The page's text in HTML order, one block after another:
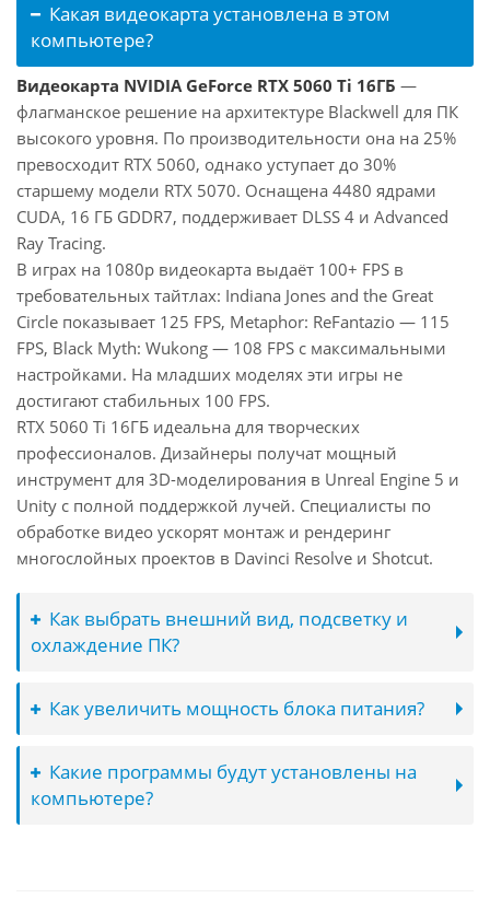
Какая видеокарта установлена в этом
компьютере?
Видеокарта NVIDIA GeForce RTX 5060 Ti 16ГБ —
флагманское решение на архитектуре Blackwell для ПК
высокого уровня. По производительности она на 25%
превосходит RTX 5060, однако уступает до 30%
старшему модели RTX 5070. Оснащена 4480 ядрами
CUDA, 16 ГБ GDDR7, поддерживает DLSS 4 и Advanced
Ray Tracing.
В играх на 1080p видеокарта выдаёт 100+ FPS в
требовательных тайтлах: Indiana Jones and the Great
Circle показывает 125 FPS, Metaphor: ReFantazio — 115
FPS, Black Myth: Wukong — 108 FPS с максимальными
настройками. На младших моделях эти игры не
достигают стабильных 100 FPS.
RTX 5060 Ti 16ГБ идеальна для творческих
профессионалов. Дизайнеры получат мощный
инструмент для 3D-моделирования в Unreal Engine 5 и
Unity с полной поддержкой лучей. Специалисты по
обработке видео ускорят монтаж и рендеринг
многослойных проектов в Davinci Resolve и Shotcut.
Как выбрать внешний вид, подсветку и
охлаждение ПК?
Как увеличить мощность блока питания?
Какие программы будут установлены на
компьютере?